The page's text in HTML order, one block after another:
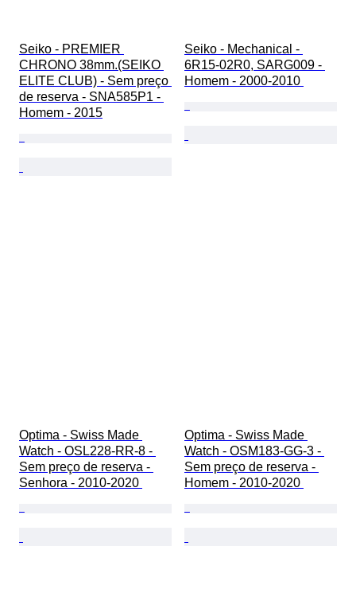
Seiko - PREMIER
CHRONO 38mm.(SEIKO
ELITE CLUB) - Sem preço
de reserva - SNA585P1 -
Homem - 2015
Seiko - Mechanical -
6R15-02R0, SARG009 -
Homem - 2000-2010
Optima - Swiss Made
Watch - OSL228-RR-8 -
Sem preço de reserva -
Senhora - 2010-2020
Optima - Swiss Made
Watch - OSM183-GG-3 -
Sem preço de reserva -
Homem - 2010-2020